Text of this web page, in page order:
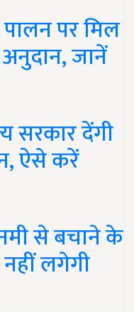
पर मिल
जानें
सरकार देंगी
ऐसे करें
से बचाने के
लगेगी